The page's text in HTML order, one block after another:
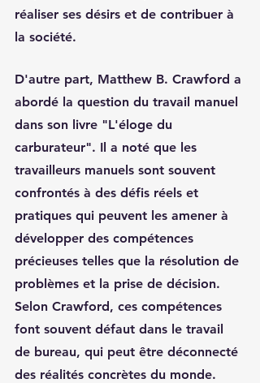
réaliser ses désirs et de contribuer à
la société.
D'autre part, Matthew B. Crawford a
abordé la question du travail manuel
dans son livre "L'éloge du
carburateur". Il a noté que les
travailleurs manuels sont souvent
confrontés à des défis réels et
pratiques qui peuvent les amener à
développer des compétences
précieuses telles que la résolution de
problèmes et la prise de décision.
Selon Crawford, ces compétences
font souvent défaut dans le travail
de bureau, qui peut être déconnecté
des réalités concrètes du monde.